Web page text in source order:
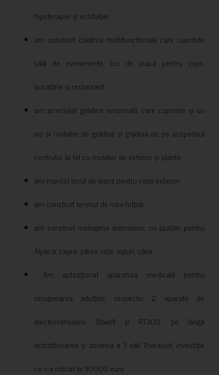
hipoterapiei și echitației;
am construit clădirea multifuncțională care cuprinde
sală de evenimente, loc de joacă pentru copii,
bucătărie și restaurant;
am amenajat grădina senzorială, care cuprinde și un
iaz și mobilier de grădină și grădina de pe acoperisul
centrului, la fel cu mobilier de exterior și plante;
am montat locul de joacă pentru copii exterior;
am construit terenul de mini-fotbal;
am construit menajeria animalelor, cu spațiile pentru
Alpaca, capre, păuni, rațe, iepuri, câini;
Am achiziționat aparatura medicală pentru
recuperarea adulților, respectiv 2 aparate de
electrostimulare: Stiwell și RT300, pe lângă
achiziționarea și dotarea a 3 săli Therasuit, investiție
ce s-a ridicat la 90000 euro.